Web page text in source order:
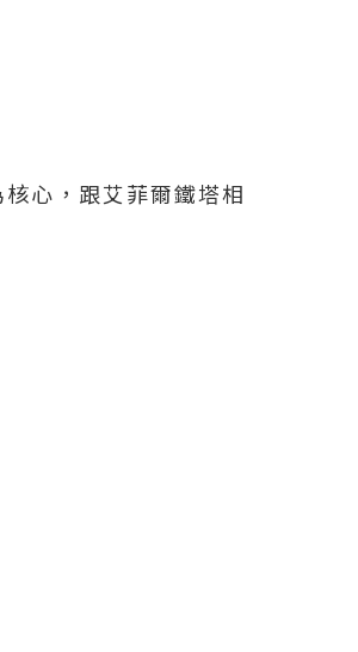
心，跟艾菲爾鐵塔相